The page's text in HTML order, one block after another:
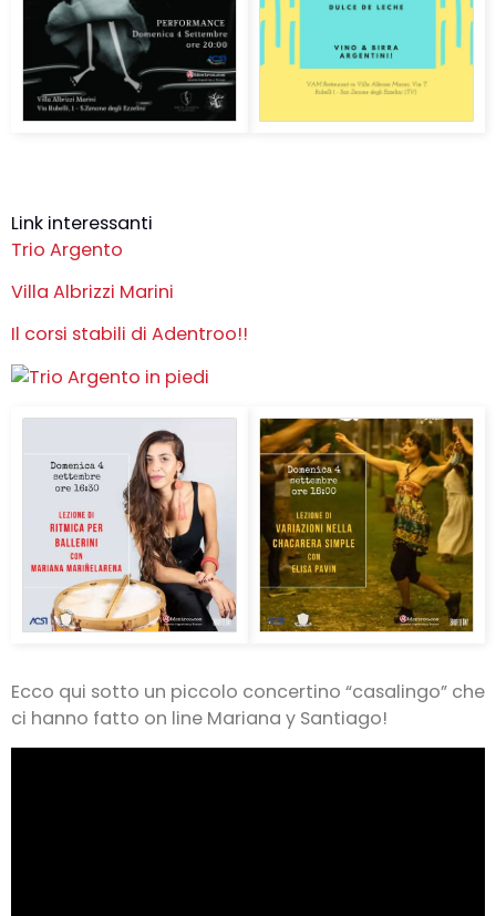
Link interessanti
Trio Argento
Villa Albrizzi Marini
Il corsi stabili di Adentroo!!
Ecco qui sotto un piccolo concertino “casalingo” che
ci hanno fatto on line Mariana y Santiago!